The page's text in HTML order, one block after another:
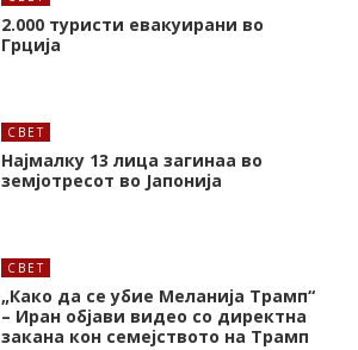
2.000 туристи евакуирани во
Грција
СВЕТ
Најмалку 13 лица загинаа во
земјотресот во Јапонија
СВЕТ
„Како да се убие Меланија Трамп“
– Иран објави видео со директна
закана кон семејството на Трамп